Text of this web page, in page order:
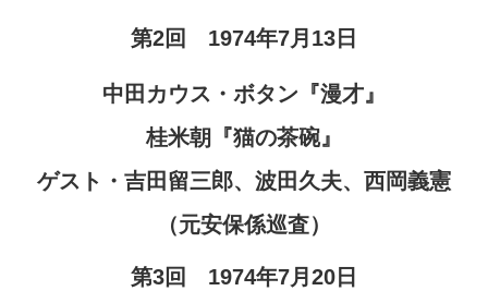
第2回 1974年7月13日
中田カウス・ボタン『漫才』
桂米朝『猫の茶碗』
ゲスト・吉田留三郎、波田久夫、西岡義憲
（元安保係巡査）
第3回 1974年7月20日